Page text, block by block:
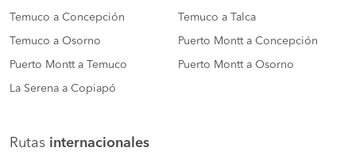
Temuco a Concepción Temuco a Talca
Temuco a Osorno Puerto Montt a Concepción
Puerto Montt a Temuco Puerto Montt a Osorno
La Serena a Copiapó
Rutas internacionales